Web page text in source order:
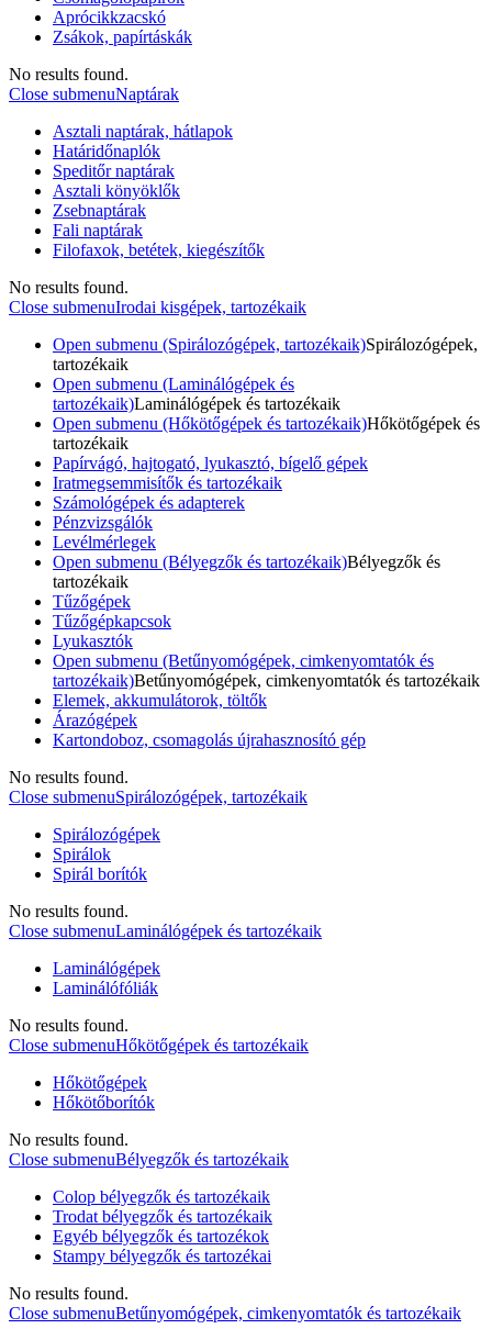
Aprócikkzacskó
Zsákok, papírtáskák
No results found.
Close submenuNaptárak
Asztali naptárak, hátlapok
Határidőnaplók
Speditőr naptárak
Asztali könyöklők
Zsebnaptárak
Fali naptárak
Filofaxok, betétek, kiegészítők
No results found.
Close submenuIrodai kisgépek, tartozékaik
Open submenu (Spirálozógépek, tartozékaik)Spirálozógépek,
tartozékaik
Open submenu (Laminálógépek és
tartozékaik)Laminálógépek és tartozékaik
Open submenu (Hőkötőgépek és tartozékaik)Hőkötőgépek és
tartozékaik
Papírvágó, hajtogató, lyukasztó, bígelő gépek
Iratmegsemmisítők és tartozékaik
Számológépek és adapterek
Pénzvizsgálók
Levélmérlegek
Open submenu (Bélyegzők és tartozékaik)Bélyegzők és
tartozékaik
Tűzőgépek
Tűzőgépkapcsok
Lyukasztók
Open submenu (Betűnyomógépek, cimkenyomtatók és
tartozékaik)Betűnyomógépek, cimkenyomtatók és tartozékaik
Elemek, akkumulátorok, töltők
Árazógépek
Kartondoboz, csomagolás újrahasznosító gép
No results found.
Close submenuSpirálozógépek, tartozékaik
Spirálozógépek
Spirálok
Spirál borítók
No results found.
Close submenuLaminálógépek és tartozékaik
Laminálógépek
Laminálófóliák
No results found.
Close submenuHőkötőgépek és tartozékaik
Hőkötőgépek
Hőkötőborítók
No results found.
Close submenuBélyegzők és tartozékaik
Colop bélyegzők és tartozékaik
Trodat bélyegzők és tartozékaik
Egyéb bélyegzők és tartozékok
Stampy bélyegzők és tartozékai
No results found.
Close submenuBetűnyomógépek, cimkenyomtatók és tartozékaik